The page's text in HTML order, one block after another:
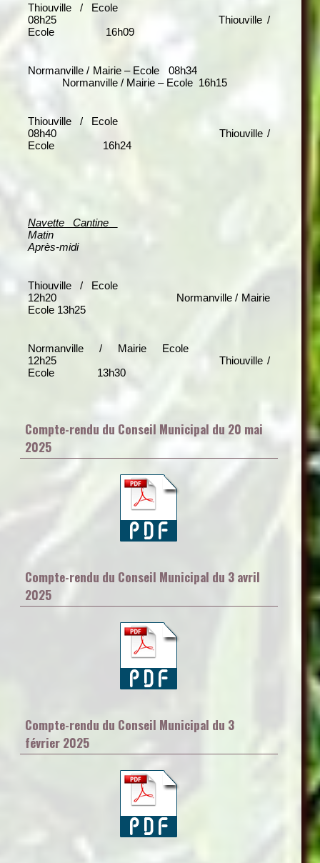
Thiouville / Ecole
08h25 Thiouville /
Ecole 16h09
Normanville / Mairie – Ecole 08h34
Normanville / Mairie – Ecole 16h15
Thiouville / Ecole
08h40 Thiouville /
Ecole 16h24
Navette Cantine
Matin
Après-midi
Thiouville / Ecole
12h20 Normanville / Mairie
Ecole 13h25
Normanville / Mairie Ecole
12h25 Thiouville /
Ecole 13h30
Compte-rendu du Conseil Municipal du 20 mai
2025
Compte-rendu du Conseil Municipal du 3 avril
2025
Compte-rendu du Conseil Municipal du 3
février 2025